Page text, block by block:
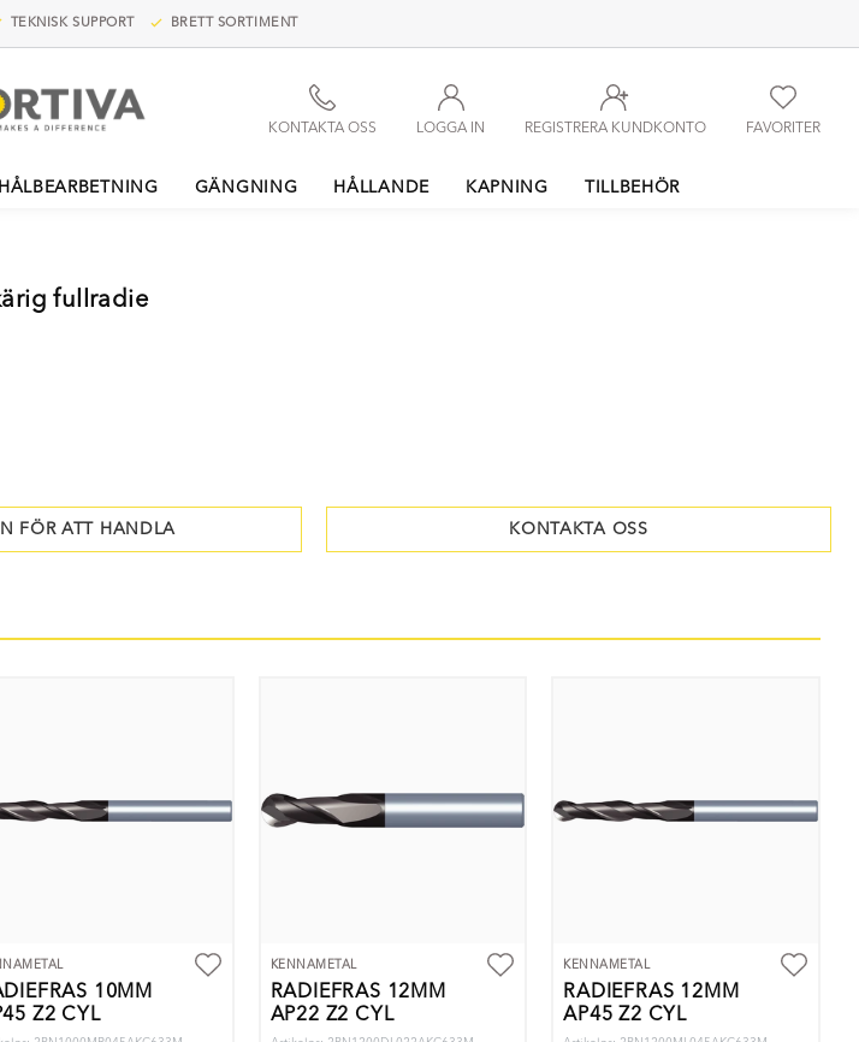
TEKNISK SUPPORT BRETT SORTIMENT
FAVORITER
REGISTRERA KUNDKONTO
LOGGA IN
KONTAKTA OSS
HÅLBEARBETNING GÄNGNING HÅLLANDE KAPNING TILLBEHÖR
fullradie
FÖR ATT HANDLA KONTAKTA OSS
10MM
Z2 CYL
KENNAMETAL
RADIEFRÄS 12MM
AP22 Z2 CYL
KENNAMETAL
RADIEFRÄS 12MM
AP45 Z2 CYL